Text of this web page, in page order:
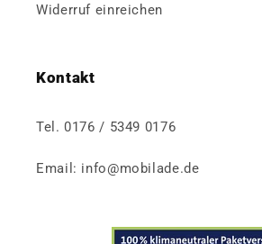
Widerruf einreichen
Kontakt
Tel. 0176 / 5349 0176
Email: info@mobilade.de